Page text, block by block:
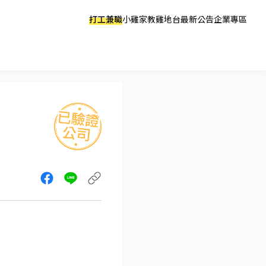
打工兼職小雞家教雞地台最新公告企業專區